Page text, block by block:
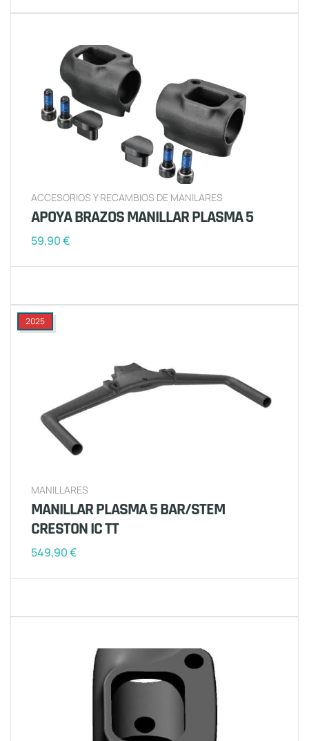
ACCESORIOS Y RECAMBIOS DE MANILARES
APOYA BRAZOS MANILLAR PLASMA 5
59,90€
2025
MANILLARES
MANILLAR PLASMA 5 BAR/STEM
CRESTON IC TT
549,90€